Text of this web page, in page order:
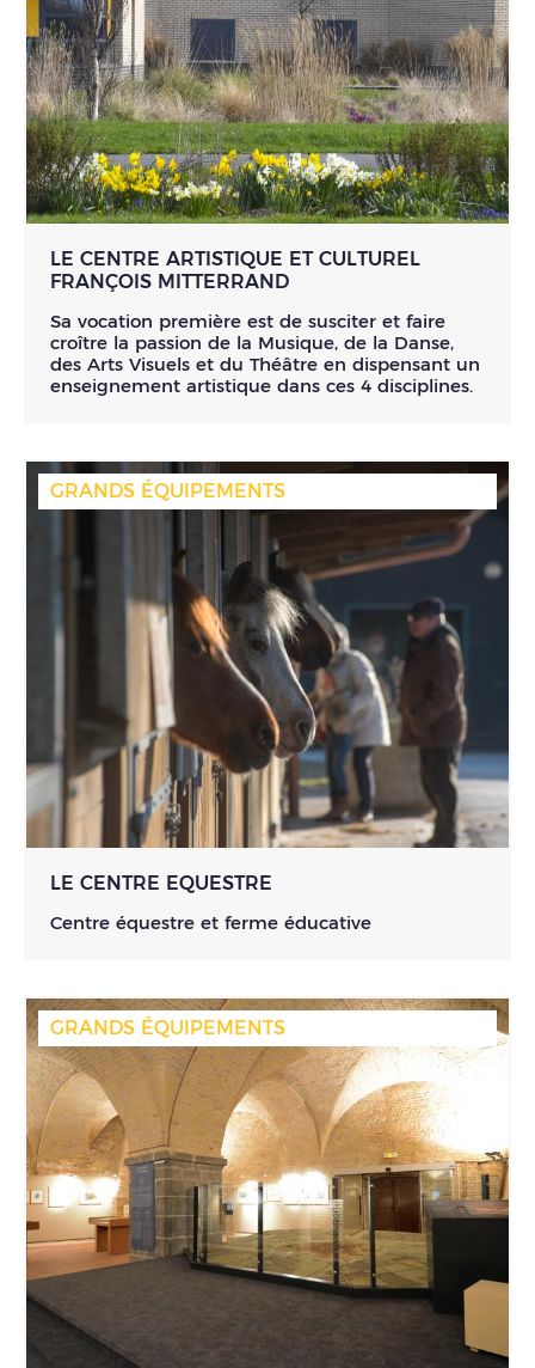
LE CENTRE ARTISTIQUE ET CULTUREL
FRANÇOIS MITTERRAND
Sa vocation première est de susciter et faire
croître la passion de la Musique, de la Danse,
des Arts Visuels et du Théâtre en dispensant un
enseignement artistique dans ces 4 disciplines.
GRANDS ÉQUIPEMENTS
LE CENTRE EQUESTRE
Centre équestre et ferme éducative
GRANDS ÉQUIPEMENTS